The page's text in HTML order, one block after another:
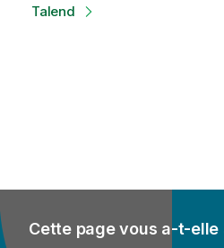
Talend
Cette page vous a-t-elle